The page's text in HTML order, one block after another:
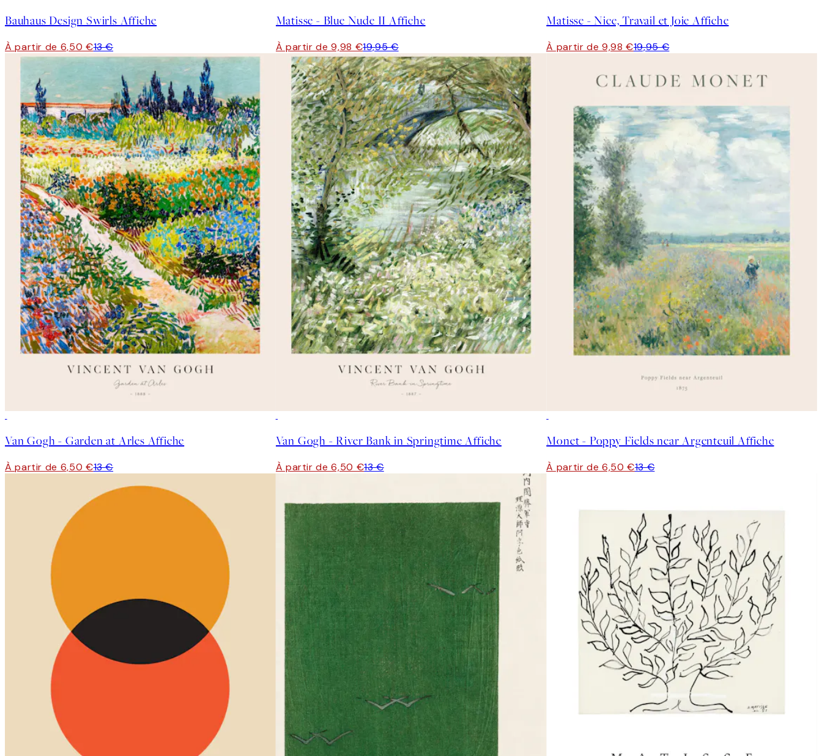
Bauhaus Design Swirls Affiche
À partir de 6,50 €13 €
Matisse - Blue Nude II Affiche
À partir de 9,98 €19,95 €
Matisse - Nice, Travail et Joie Affiche
À partir de 9,98 €19,95 €
Van Gogh - Garden at Arles Affiche
À partir de 6,50 €13 €
Van Gogh - River Bank in Springtime Affiche
À partir de 6,50 €13 €
Monet - Poppy Fields near Argenteuil Affiche
À partir de 6,50 €13 €